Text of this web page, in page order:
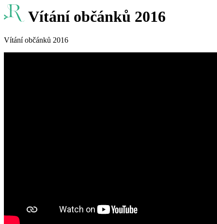
Vítání občánků 2016
Vítání občánků 2016